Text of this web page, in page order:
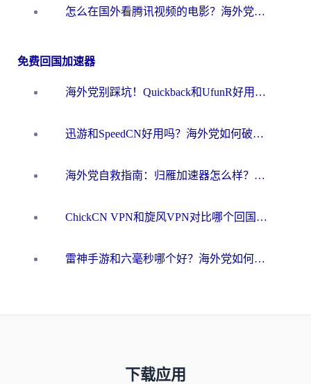
怎么在国外看腾讯视频的电影？海外党亲测有效的回国加速指南
免费回国加速器
海外党别踩坑！Quickback和UfunR好用吗？选对回国加速器才能无缝刷国内资源
迅游和SpeedCN好用吗？海外党如何破解那道看不见的墙
海外党自救指南：归雁加速器怎么样？教你避开坑实现国内资源无缝访问
ChickCN VPN和旋风VPN对比哪个回国效果更好？海外用户的选择困境与出路
雷神手游和六毫秒哪个好？海外党如何真正解锁国内资源
下载应用